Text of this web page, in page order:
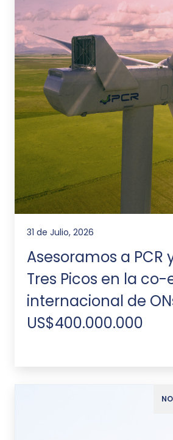
31 de Julio, 2026
Asesoramos a PCR
Tres Picos en la co-
internacional de
US$400.000.000